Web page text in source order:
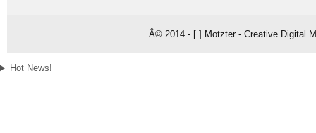
Â© 2014 - [ ] Motzter - Creative Digital
Hot News!